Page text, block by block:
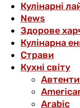
Кулінарні
News
Здорове
Кулінарна
Страви
Кухні світу
Arabic